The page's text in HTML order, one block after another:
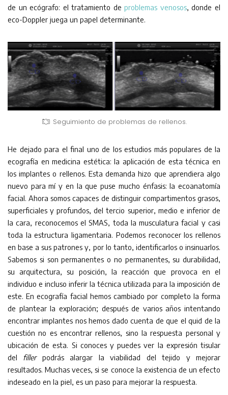
de un ecógrafo: el tratamiento deproblemas venosos, donde el
eco-Doppler juega un papel determinante.
Seguimiento de problemas de rellenos.
He dejado para el final uno de los estudios más populares de la
ecografía en medicina estética: la aplicación de esta técnica en
los implantes o rellenos. Esta demanda hizo que aprendiera algo
nuevo para mí y en la que puse mucho énfasis: la ecoanatomía
facial. Ahora somos capaces de distinguir compartimentos grasos,
superficiales y profundos, del tercio superior, medio e inferior de
la cara, reconocemos el SMAS, toda la musculatura facial y casi
toda la estructura ligamentaria. Podemos reconocer los rellenos
en base a sus patrones y, por lo tanto, identificarlos o insinuarlos.
Sabemos si son permanentes o no permanentes, su durabilidad,
su arquitectura, su posición, la reacción que provoca en el
individuo e incluso inferir la técnica utilizada para la imposición de
este. En ecografía facial hemos cambiado por completo la forma
de plantear la exploración; después de varios años intentando
encontrar implantes nos hemos dado cuenta de que el quid de la
cuestión no es encontrar rellenos, sino la respuesta personal y
ubicación de esta. Si conoces y puedes ver la expresión tisular
del fillerpodrás alargar la viabilidad del tejido y mejorar
resultados. Muchas veces, si se conoce la existencia de un efecto
indeseado en la piel, es un paso para mejorar la respuesta.